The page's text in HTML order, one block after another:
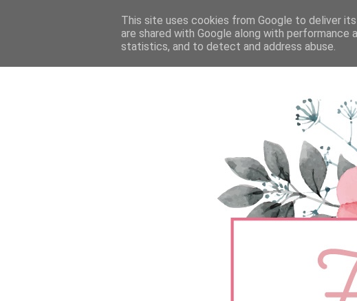
TERMÉKTESZTEK BŐRÁPOLÁS
This site uses cookies from Google to deliver
are shared with Google along with
statistics, and to detect and address abuse.